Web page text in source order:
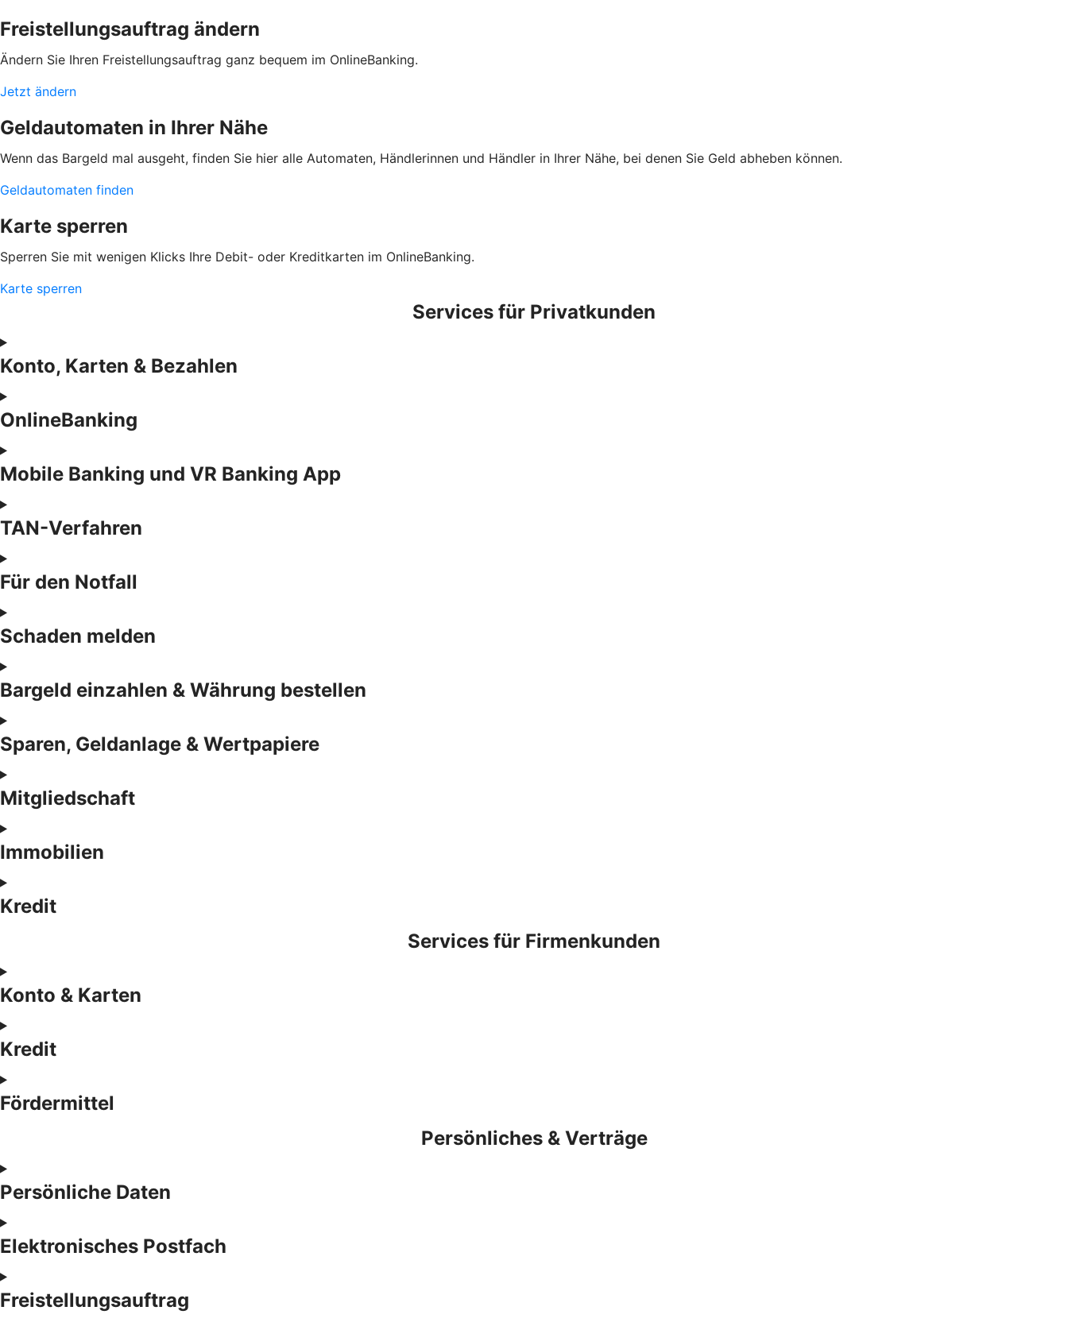
Freistellungsauftrag ändern
Ändern Sie Ihren Freistellungsauftrag ganz bequem im OnlineBanking.
Jetzt ändern
Geldautomaten in Ihrer Nähe
Wenn das Bargeld mal ausgeht, finden Sie hier alle Automaten, Händlerinnen und Händler in Ihrer Nähe, bei denen Sie Geld abheben können.
Geldautomaten finden
Karte sperren
Sperren Sie mit wenigen Klicks Ihre Debit- oder Kreditkarten im OnlineBanking.
Karte sperren
Services für Privatkunden
Konto, Karten & Bezahlen
OnlineBanking
Mobile Banking und VR Banking App
TAN-Verfahren
Für den Notfall
Schaden melden
Bargeld einzahlen & Währung bestellen
Sparen, Geldanlage & Wertpapiere
Mitgliedschaft
Immobilien
Kredit
Services für Firmenkunden
Konto & Karten
Kredit
Fördermittel
Persönliches & Verträge
Persönliche Daten
Elektronisches Postfach
Freistellungsauftrag